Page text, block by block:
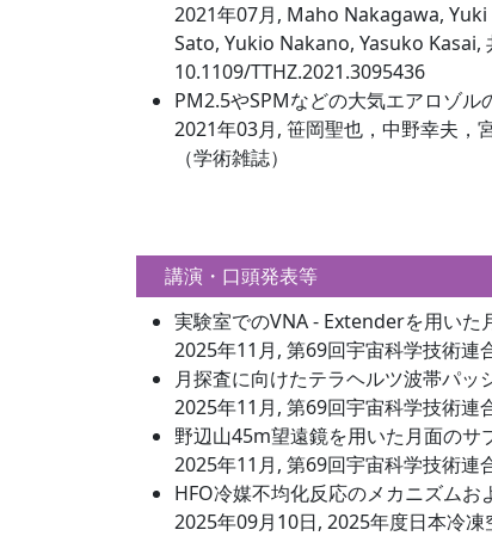
2021年07月, Maho Nakagawa,
Sato, Yukio Nakano, Yasuko Kasai,
10.1109/TTHZ.2021.3095436
PM2.5やSPMなどの大気エアロゾ
2021年03月, 笹岡聖也，中野幸夫，
（学術雑誌）
講演・口頭発表等
実験室でのVNA - Extenderを用いた
2025年11月, 第69回宇宙科学技術連
月探査に向けたテラヘルツ波帯パ
2025年11月, 第69回宇宙科学技術連
野辺山45m望遠鏡を用いた月面のサ
2025年11月, 第69回宇宙科学技術連
HFO冷媒不均化反応のメカニズムお
2025年09月10日, 2025年度日本冷凍